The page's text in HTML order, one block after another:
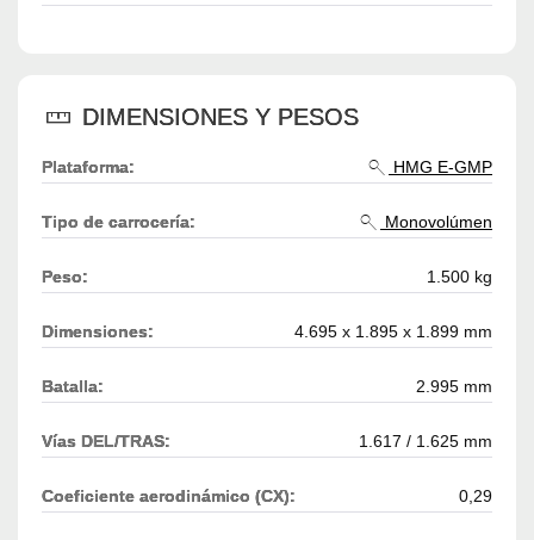
DIMENSIONES Y PESOS
Plataforma: HMG E-GMP
Tipo de carrocería: Monovolúmen
Peso: 1.500 kg
Dimensiones: 4.695 x 1.895 x 1.899 mm
Batalla: 2.995 mm
Vías DEL/TRAS: 1.617 / 1.625 mm
Coeficiente aerodinámico (CX): 0,29